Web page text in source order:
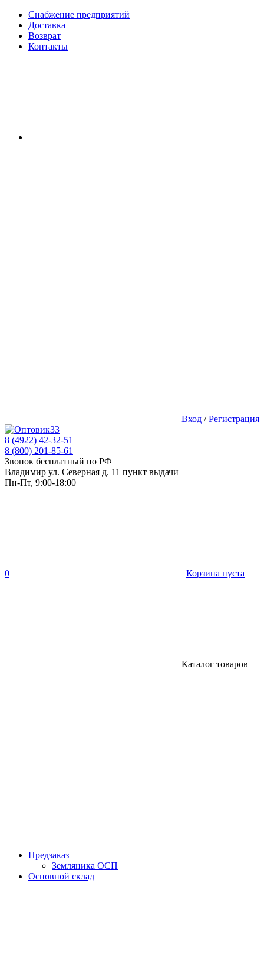
Снабжение предприятий
Доставка
Возврат
Контакты
Вход /Регистрация
8 (4922) 42-32-51
8 (800) 201-85-61
Звонок бесплатный по РФ
Владимир ул. Северная д. 11 пункт выдачи
Пн-Пт, 9:00-18:00
0 Корзина пуста
Каталог товаров
Предзаказ
Земляника ОСП
Основной склад